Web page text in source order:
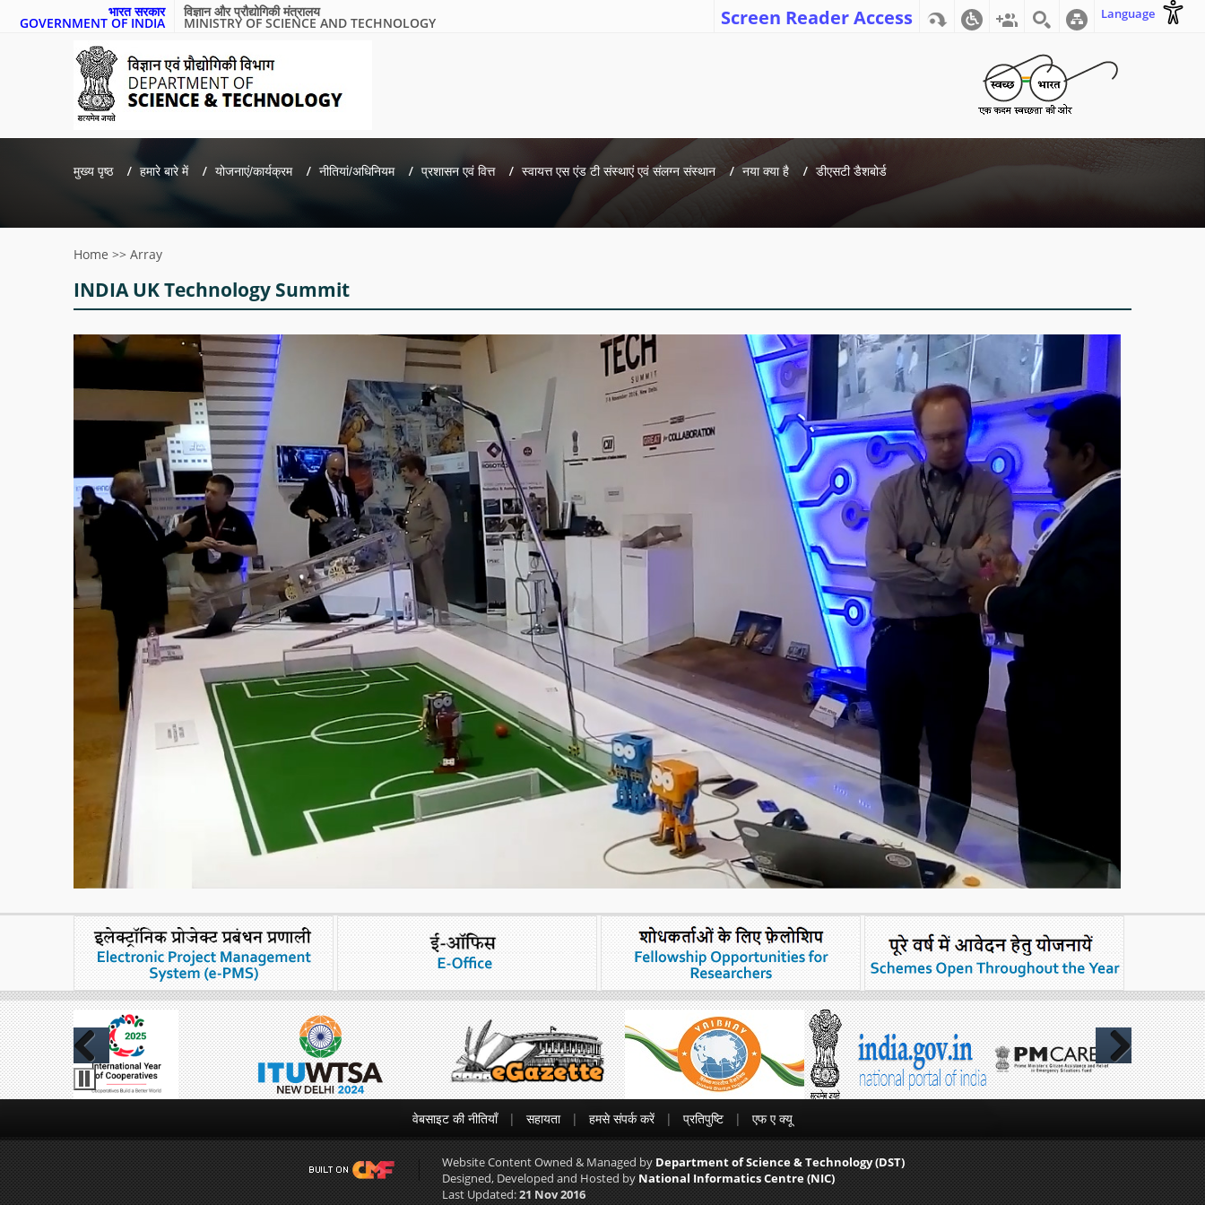
भारत सरकार
GOVERNMENT OF INDIA
विज्ञान और प्रौद्योगिकी मंत्रालय
MINISTRY OF SCIENCE AND TECHNOLOGY Screen Reader Access Language
मुख्य पृष्ठ हमारे बारे में योजनाएं/कार्यक्रम नीतियां/अधिनियम प्रशासन एवं वित्त स्वायत्त एस एंड टी संस्थाएं एवं संलग्न संस्थान नया क्या है डीएसटी डैशबोर्ड
Home >> Array
INDIA UK Technology Summit
Previous Next
वेबसाइट की नीतियाँ सहायता हमसे संपर्क करें प्रतिपुष्टि एफ ए क्यू
Website Content Owned & Managed by Department of Science & Technology (DST)
Designed, Developed and Hosted by National Informatics Centre (NIC)
Last Updated:21 Nov 2016